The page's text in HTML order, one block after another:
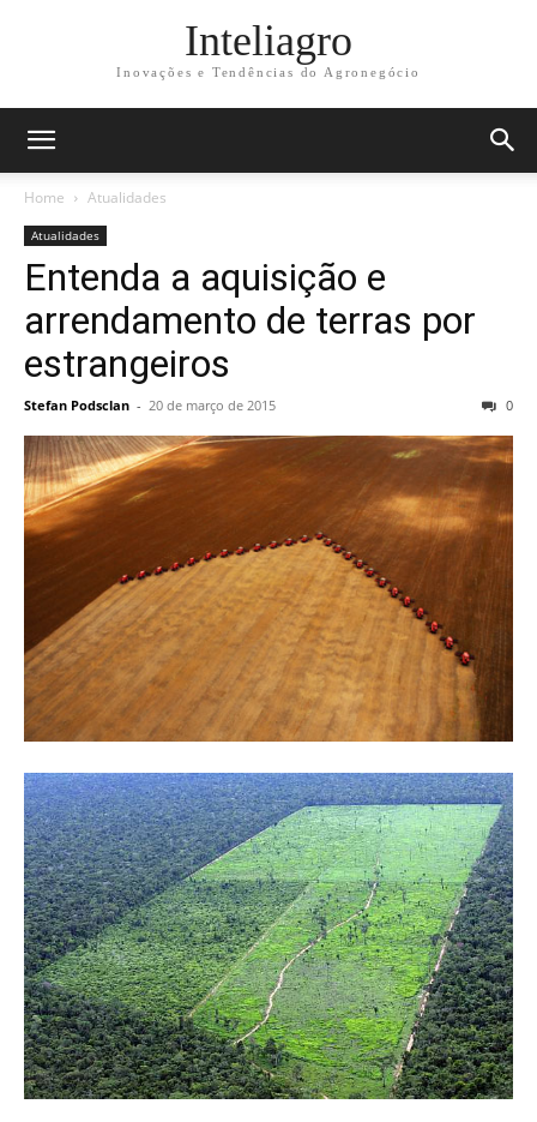
Inteliagro
Inovações e Tendências do Agronegócio
Home Atualidades
Atualidades
Entenda a aquisição e
arrendamento de terras por
estrangeiros
Stefan Podsclan - 20 de março de 2015 0